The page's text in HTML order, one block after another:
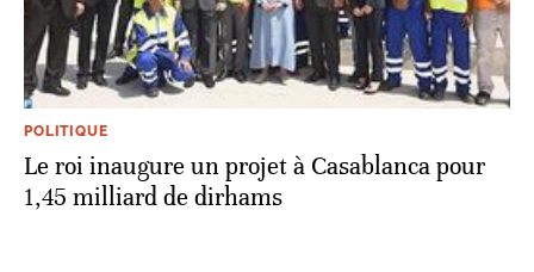
POLITIQUE
Le roi inaugure un projet à Casablanca pour
1,45 milliard de dirhams